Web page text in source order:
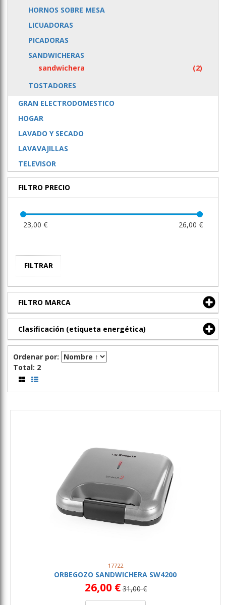
HORNOS SOBRE MESA
LICUADORAS
PICADORAS
SANDWICHERAS
sandwichera
(2)
TOSTADORES
GRAN ELECTRODOMESTICO
HOGAR
LAVADO Y SECADO
LAVAVAJILLAS
TELEVISOR
FILTRO PRECIO
23,00 € 26,00 €
FILTRAR
FILTRO MARCA
Clasificación (etiqueta energética)
Ordenar por:
Total: 2
17722
ORBEGOZO SANDWICHERA SW4200
26,00 € 31,00 €